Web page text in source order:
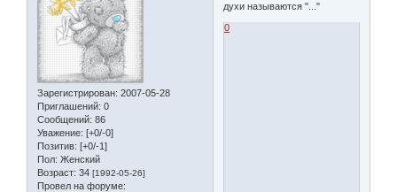
Зарегистрирован: 2007-05-28
Приглашений: 0
Сообщений: 86
Уважение: [+0/-0]
Позитив: [+0/-1]
Пол: Женский
Возраст: 34 [1992-05-26]
Провел на форуме:
духи называются "..."
0